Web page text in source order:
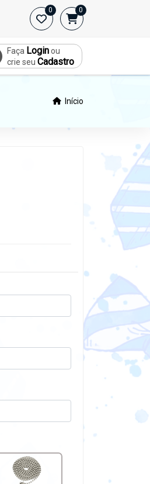
0 0
Faça Loginou
crie seu Cadastro
Início